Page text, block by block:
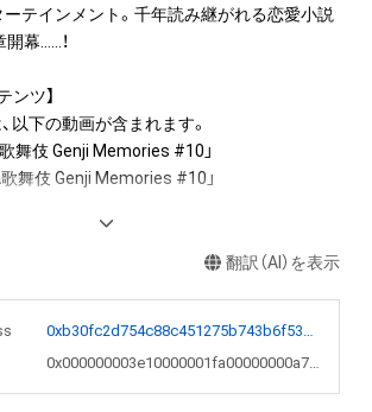
テインメント。千年読み継がれる恋愛小説
開幕……！
ンツ】
以下の動画が含まれます。
歌舞伎 Genji Memories #10」
歌舞伎 Genji Memories #10」
に限り、「中村壱太郎と中村隼人のサインが
の場面写真（ご希望のお名前宛て）」がセッ
真は一次購入者限定となります。二次購入
のご購入となりますので、ご注意ください。
真をお届けするにあたり、GMOアダム株式
翻訳（AI）を表示
0xb30fc2d754c88c451275b743b6f530f19f643683
0x000000003e10000001fa00000000a7e5